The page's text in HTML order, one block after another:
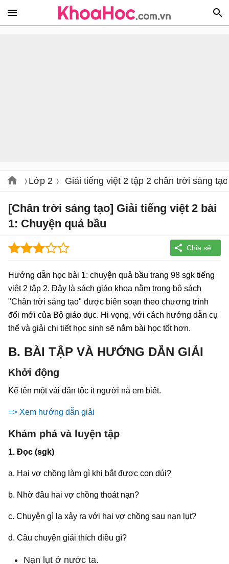
Lớp 2 Giải tiếng việt 2 tập 2 chân trời sáng tạo
[Chân trời sáng tạo] Giải tiếng việt 2 bài
1: Chuyện quả bầu
Hướng dẫn học bài 1: chuyện quả bầu trang 98 sgk tiếng
việt 2 tập 2. Đây là sách giáo khoa nằm trong bộ sách
"Chân trời sáng tạo" được biên soạn theo chương trình
đổi mới của Bộ giáo dục. Hi vọng, với cách hướng dẫn cụ
thể và giải chi tiết học sinh sẽ nắm bài học tốt hơn.
B. BÀI TẬP VÀ HƯỚNG DẪN GIẢI
Khởi động
Kể tên một vài dân tộc ít người nà em biết.
=> Xem hướng dẫn giải
Khám phá và luyện tập
1. Đọc (sgk)
a. Hai vợ chồng làm gì khi bắt được con dúi?
b. Nhờ đâu hai vợ chồng thoát nạn?
c. Chuyện gì lạ xảy ra với hai vợ chồng sau nạn lụt?
d. Câu chuyện giải thích điều gì?
Nạn lụt ở nước ta.